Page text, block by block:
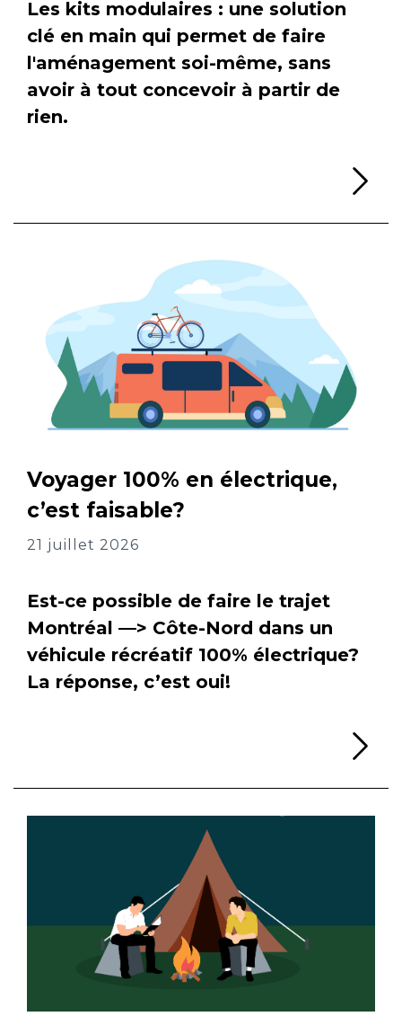
Les kits modulaires : une solution
clé en main qui permet de faire
l'aménagement soi-même, sans
avoir à tout concevoir à partir de
rien.
Voyager 100% en électrique,
c’est faisable?
21 juillet 2026
Est-ce possible de faire le trajet
Montréal —> Côte-Nord dans un
véhicule récréatif 100% électrique?
La réponse, c’est oui!